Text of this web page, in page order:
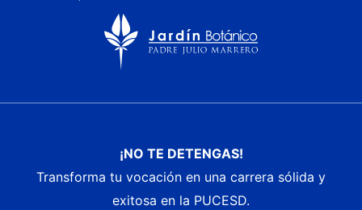
¡NO TE DETENGAS!
Transforma tu vocación en una carrera sólida y
exitosa en la PUCESD.